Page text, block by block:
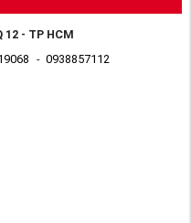
12 - TP HCM
- 0938857112